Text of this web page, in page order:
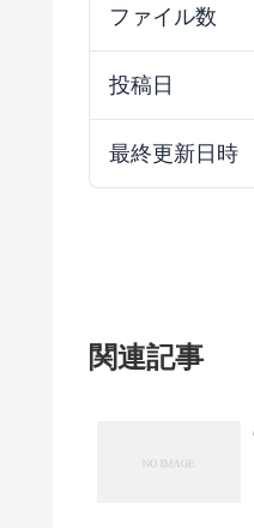
ファイル数
投稿日
最終更新日時
関連記事